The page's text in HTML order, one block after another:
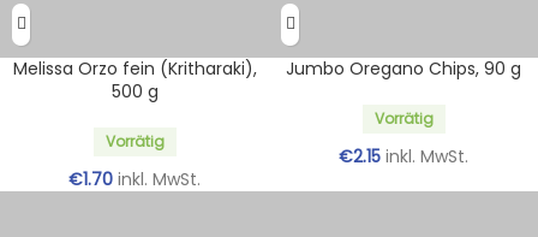
Melissa Orzo fein (Kritharaki),
500 g
Vorrätig
€1.70 inkl. MwSt.
Jumbo Oregano Chips, 90 g
Vorrätig
€2.15 inkl. MwSt.